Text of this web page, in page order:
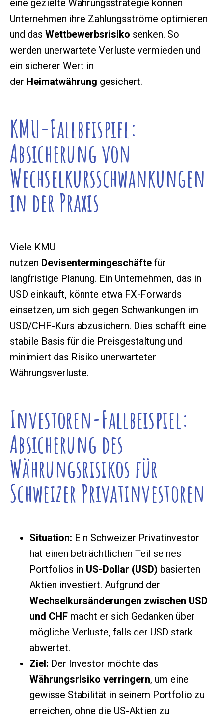
eine gezielte Währungsstrategie können
Unternehmen ihre Zahlungsströme optimieren
und das Wettbewerbsrisiko senken. So
werden unerwartete Verluste vermieden und
ein sicherer Wert in
der Heimatwährung gesichert.
KMU-Fallbeispiel:
Absicherung von
Wechselkursschwankungen
in der Praxis
Viele KMU
nutzen Devisentermingeschäfte für
langfristige Planung. Ein Unternehmen, das in
USD einkauft, könnte etwa FX-Forwards
einsetzen, um sich gegen Schwankungen im
USD/CHF-Kurs abzusichern. Dies schafft eine
stabile Basis für die Preisgestaltung und
minimiert das Risiko unerwarteter
Währungsverluste.
Investoren-Fallbeispiel:
Absicherung des
Währungsrisikos für
Schweizer Privatinvestoren
Situation: Ein Schweizer Privatinvestor
hat einen beträchtlichen Teil seines
Portfolios in US-Dollar (USD) basierten
Aktien investiert. Aufgrund der
Wechselkursänderungen zwischen USD
und CHF macht er sich Gedanken über
mögliche Verluste, falls der USD stark
abwertet.
Ziel: Der Investor möchte das
Währungsrisiko verringern, um eine
gewisse Stabilität in seinem Portfolio zu
erreichen, ohne die US-Aktien zu